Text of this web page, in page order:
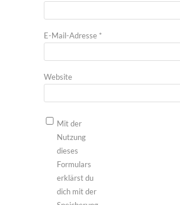
E-Mail-Adresse *
Website
Mit der
Nutzung
dieses
Formulars
erklärst du
dich mit der